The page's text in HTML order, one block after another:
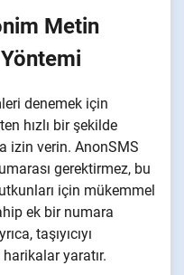
Metin
denemek için
hızlı bir şekilde
izin verin. AnonSMS
gerektirmez, bu
için mükemmel
ek bir numara
taşıyıcıyı
yaratır.